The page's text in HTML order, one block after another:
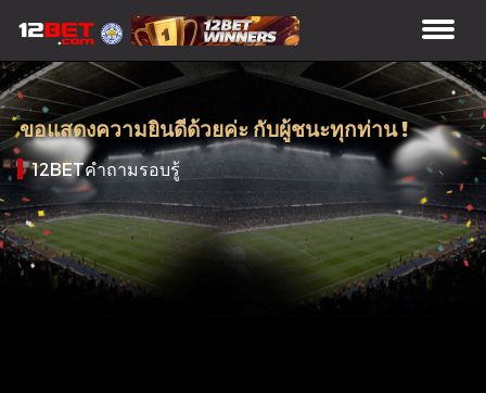
ขอแสดงความยินดีด้วยค่ะ กับผู้ชนะทุกท่าน !
12BETคำถามรอบรู้